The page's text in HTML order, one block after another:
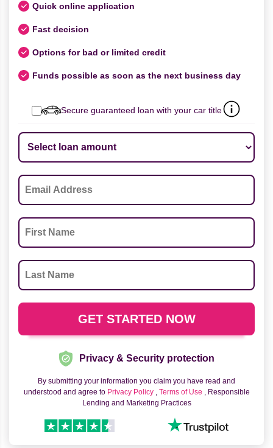
Quick online application
Fast decision
Options for bad or limited credit
Funds possible as soon as the next business day
Secure guaranteed loan with your car title
Privacy & Security protection
By submitting your information you claim you have read and
understood and agree to Privacy Policy , Terms of Use , Responsible
Lending and Marketing Practices